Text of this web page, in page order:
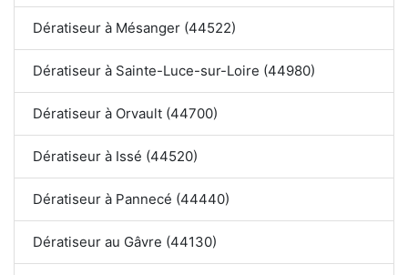
Dératiseur à Mésanger (44522)
Dératiseur à Sainte-Luce-sur-Loire (44980)
Dératiseur à Orvault (44700)
Dératiseur à Issé (44520)
Dératiseur à Pannecé (44440)
Dératiseur au Gâvre (44130)